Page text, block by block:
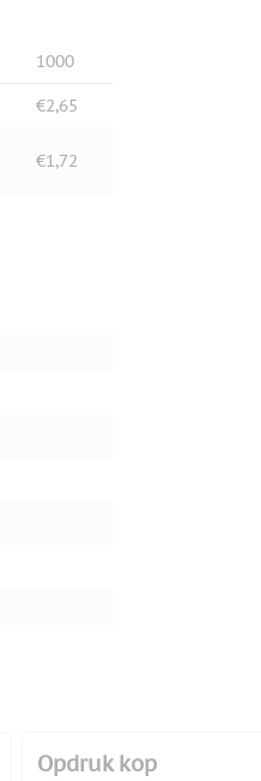
1000
€2,65
€1,72
Opdruk kop